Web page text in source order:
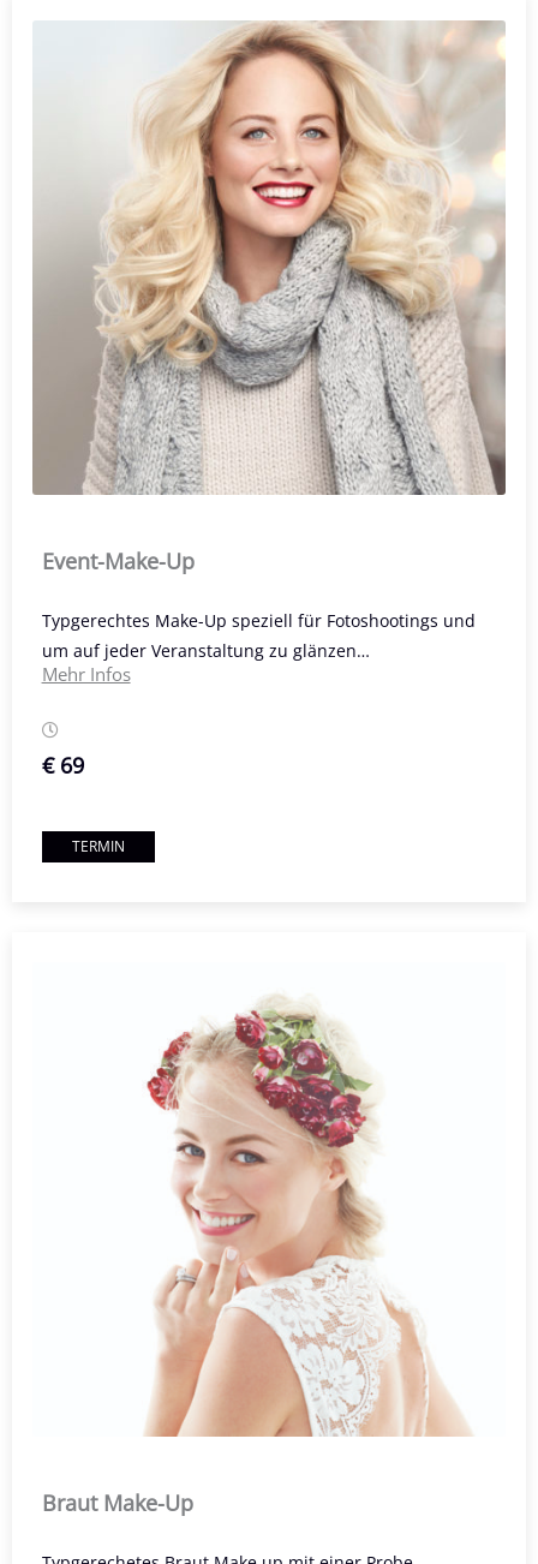
Event-Make-Up
Typgerechtes Make-Up speziell für Fotoshootings und
um auf jeder Veranstaltung zu glänzen…
Mehr Infos
€ 69
TERMIN
Braut Make-Up